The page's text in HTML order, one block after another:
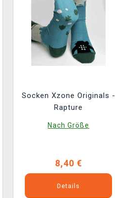
Socken Xzone Originals -
Rapture
Nach Größe
8,40 €
Details